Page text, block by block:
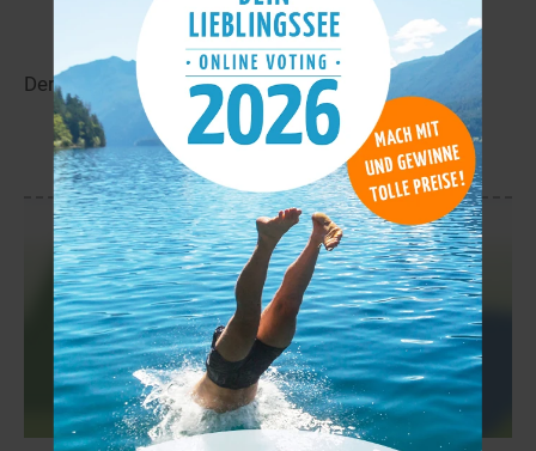
Gloet 15,9 km
Der Gloet liegt in der Nähe von Skogby.
mehr